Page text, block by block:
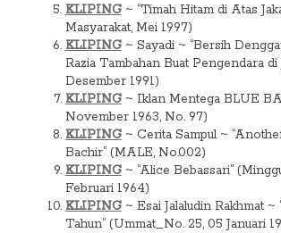
KLIPING~ “Timah Hitam di Atas
Masyarakat, Mei 1997)
KLIPING~ Sayadi ~ “Bersih
Razia Tambahan Buat Pengendara di
Desember 1991)
KLIPING~ Iklan Mentega BLUE
November 1963, No. 97)
KLIPING~ Cerita Sampul ~
Bachir” (MALE, No.002)
KLIPING~ “Alice Bebassari”
Februari 1964)
KLIPING~ Esai Jalaludin Rakhmat ~
Tahun” (Ummat_No. 25, 05 Januari